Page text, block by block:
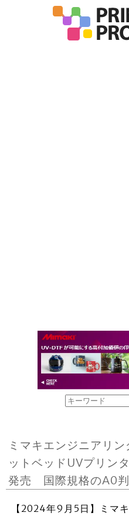
ミマキエンジニアリ
ットベッドUVプリン
発売 国際規格のA0
【2024年9月5日】ミマ